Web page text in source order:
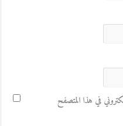
في هذا المتصفح